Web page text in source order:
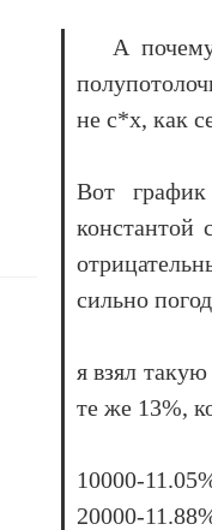
А
не c*x, как
Вот
константой
сильно
я взял
те же 13%,
10000-
20000-